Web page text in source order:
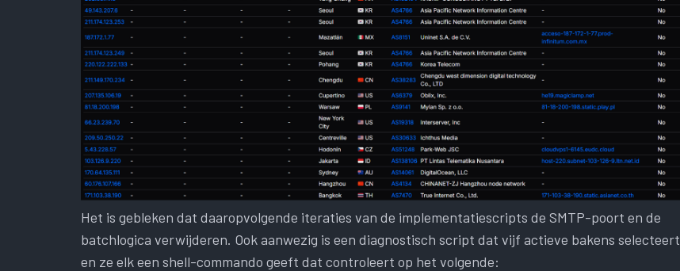
Het is gebleken dat daaropvolgende iteraties van de implementatiescripts de SMTP-poort en de
batchlogica verwijderen. Ook aanwezig is een diagnostisch script dat vijf actieve bakens selecteert
en ze elk een shell-commando geeft dat controleert op het volgende: